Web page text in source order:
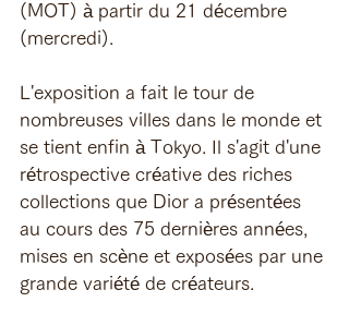
(MOT) à partir du 21 décembre
(mercredi).
L'exposition a fait le tour de
nombreuses villes dans le monde et
se tient enfin à Tokyo. Il s'agit d'une
rétrospective créative des riches
collections que Dior a présentées
au cours des 75 dernières années,
mises en scène et exposées par une
grande variété de créateurs.